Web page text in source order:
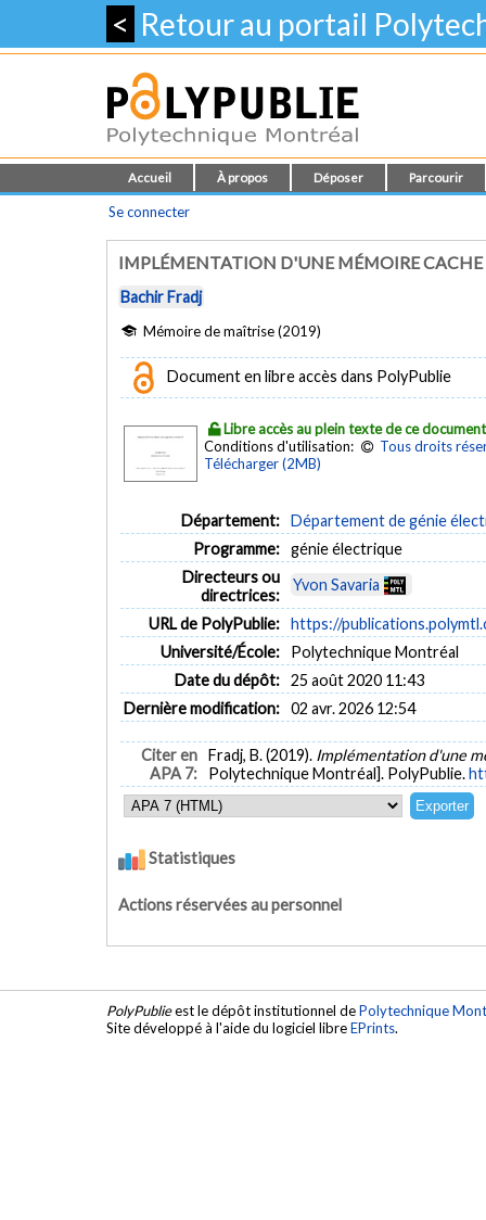
< Retour au portail
Accueil À propos Déposer Parcourir
Se connecter
IMPLÉMENTATION D'UNE MÉMOIRE CACHE
Bachir Fradj
Mémoire de maîtrise (2019)
Document en libre accès dans PolyPublie
Libre accès au plein texte de ce document
Conditions d'utilisation:
Tous droits
Télécharger (2MB)
Département: Département de génie
Programme: génie électrique
Directeurs ou
directrices:
Yvon Savaria
URL de PolyPublie: https://
Université/École:
Polytechnique Montréal
Date du dépôt: 25 août 2020 11:43
Dernière modification: 02 avr. 2026 12:54
Citer en
APA 7:
Fradj, B. (2019). Implémentation d'une
Polytechnique Montréal]. PolyPublie.
Statistiques
Actions réservées au personnel
PolyPublieest le dépôt institutionnel dePolytechnique
Site développé à l'aide du logiciel libreEPrints.